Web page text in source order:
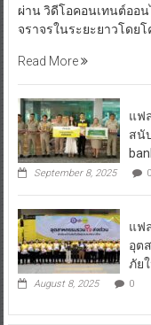
ผ่าน วิดีโอคอนเทนต์ออ
จราจรในระยะยาวโดย
Read More
แฟ
สนั
September 8, 2025 0
แฟ
อุต
ภัย
August 8, 2025 0